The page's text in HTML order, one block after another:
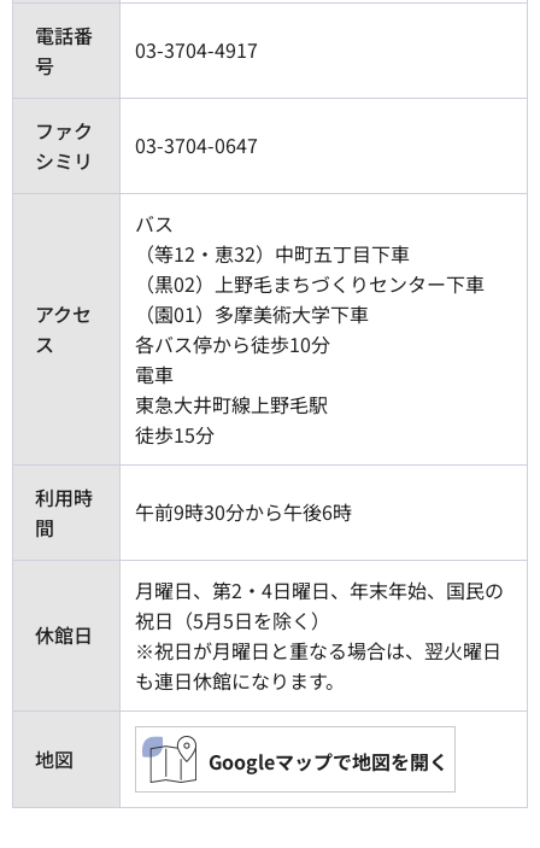
電話番
号
03-3704-4917
ファク
シミリ
03-3704-0647
アクセ
ス
バス
（等12・恵32）中町五丁目下車
（黒02）上野毛まちづくりセンター下車
（園01）多摩美術大学下車
各バス停から徒歩10分
電車
東急大井町線上野毛駅
徒歩15分
利用時
間
午前9時30分から午後6時
休館日
月曜日、第2・4日曜日、年末年始、国民の
祝日（5月5日を除く）
※祝日が月曜日と重なる場合は、翌火曜日
も連日休館になります。
地図 Googleマップで地図を開く